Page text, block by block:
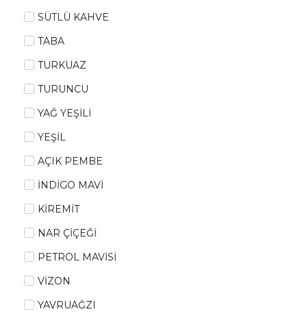
SÜTLÜ KAHVE
TABA
TURKUAZ
TURUNCU
YAĞ YEŞİLİ
YEŞİL
AÇIK PEMBE
İNDİGO MAVİ
KİREMİT
NAR ÇİÇEĞİ
PETROL MAVİSİ
VİZON
YAVRUAĞZI